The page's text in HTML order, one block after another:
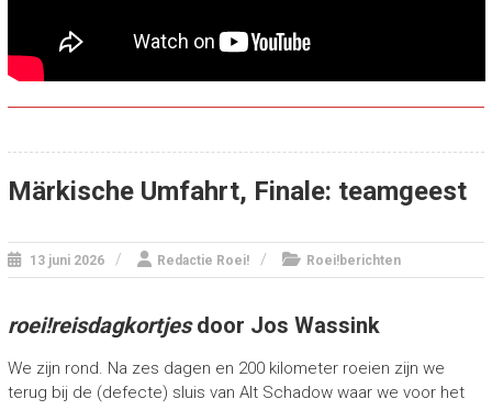
Märkische Umfahrt, Finale: teamgeest
13 juni 2026 Redactie Roei! Roei!berichten
roei!reisdagkortjesdoor Jos Wassink
We zijn rond. Na zes dagen en 200 kilometer roeien zijn we
terug bij de (defecte) sluis van Alt Schadow waar we voor het